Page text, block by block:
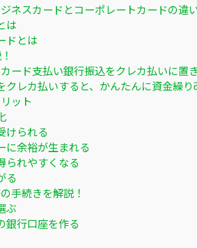
ネスカードとコーポレートカードの違
は
ドとは
ード支払い銀行振込をクレカ払いに置
クレカ払いすると、かんたんに資金繰
ット
けられる
に余裕が生まれる
られやすくなる
る
手続きを解説！
ぶ
行口座を作る